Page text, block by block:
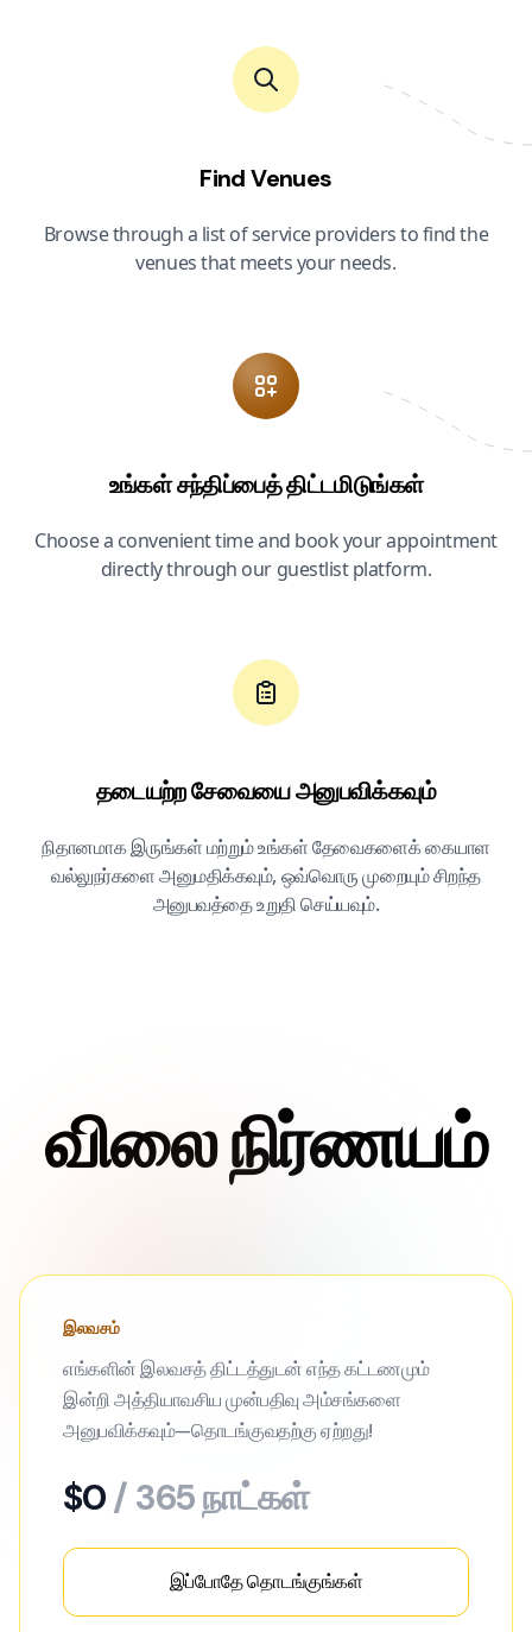
Find Venues
Browse through a list of service providers to find the
venues that meets your needs.
உங்கள் சந்திப்பைத் திட்டமிடுங்கள்
Choose a convenient time and book your appointment
directly through our guestlist platform.
தடையற்ற சேவையை அனுபவிக்கவும்
நிதானமாக இருங்கள் மற்றும் உங்கள் தேவைகளைக் கையாள
வல்லுநர்களை அனுமதிக்கவும், ஒவ்வொரு முறையும் சிறந்த
அனுபவத்தை உறுதி செய்யவும்.
விலை நிர்ணயம்
இலவசம்
எங்களின் இலவசத் திட்டத்துடன் எந்த கட்டணமும்
இன்றி அத்தியாவசிய முன்பதிவு அம்சங்களை
அனுபவிக்கவும்—தொடங்குவதற்கு ஏற்றது!
$0/ 365 நாட்கள்
இப்போதே தொடங்குங்கள்